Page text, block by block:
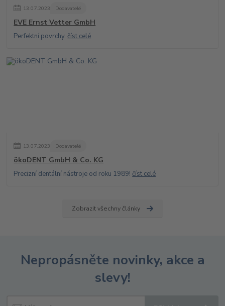
13.07.2023 Dodavatelé
EVE Ernst Vetter GmbH
Perfektní povrchy.číst celé
13.07.2023 Dodavatelé
ökoDENT GmbH & Co. KG
Precizní dentální nástroje od roku 1989!číst celé
Zobrazit všechny články
Nepropásněte novinky, akce a
slevy!